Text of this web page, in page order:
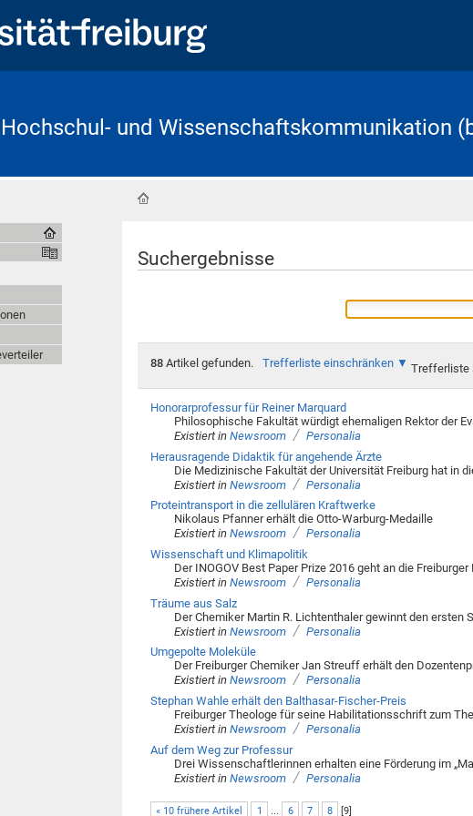
und Wissenschaftskommunikation
Suchergebnisse
88Artikel gefunden. Trefferliste einschränken Trefferliste
Honorarprofessur für Reiner Marquard
Philosophische Fakultät würdigt ehemaligen Rektor der
Existiert in Newsroom / Personalia
Herausragende Didaktik für angehende Ärzte
Die Medizinische Fakultät der Universität Freiburg hat in
Existiert in Newsroom / Personalia
Proteintransport in die zellulären Kraftwerke
Nikolaus Pfanner erhält die Otto-Warburg-Medaille
Existiert in Newsroom / Personalia
Wissenschaft und Klimapolitik
Der INOGOV Best Paper Prize 2016 geht an die
Existiert in Newsroom / Personalia
Träume aus Salz
Der Chemiker Martin R. Lichtenthaler gewinnt den
Existiert in Newsroom / Personalia
Umgepolte Moleküle
Der Freiburger Chemiker Jan Streuff erhält den
Existiert in Newsroom / Personalia
Stephan Wahle erhält den Balthasar-Fischer-Preis
Freiburger Theologe für seine Habilitationsschrift zum
Existiert in Newsroom / Personalia
Auf dem Weg zur Professur
Drei Wissenschaftlerinnen erhalten eine Förderung im
Existiert in Newsroom / Personalia
« 10 frühere Artikel 1 ... 6 7 8 [9]